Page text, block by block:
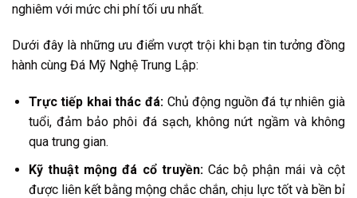
nghiêm với mức chi phí tối ưu nhất.
Dưới đây là những ưu điểm vượt trội khi bạn tin tưởng đồng
hành cùng Đá Mỹ Nghệ Trung Lập:
Trực tiếp khai thác đá: Chủ động nguồn đá tự nhiên già
tuổi, đảm bảo phôi đá sạch, không nứt ngầm và không
qua trung gian.
Kỹ thuật mộng đá cổ truyền:Các bộ phận mái và cột
được liên kết bằng mộng chắc chắn, chịu lực tốt và bền bỉ